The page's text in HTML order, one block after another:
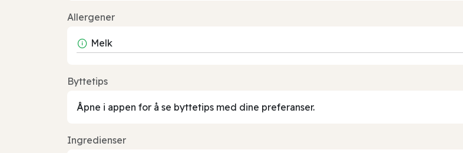
Allergener
Melk
Byttetips
Åpne i appen for å se byttetips med dine preferanser.
Ingredienser